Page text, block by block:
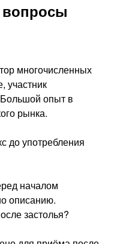
многочисленных
участник
опыт в
рынка.
до употребления
началом
описанию.
застолья?